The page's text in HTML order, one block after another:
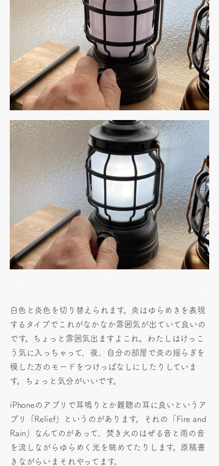
白色と炎色を切り替えられます。炎はゆらめきを表現
するタイプでこれがなかなか雰囲気が出ていて良いの
です。ちょっと雰囲気出ますよこれ。わたしはけっこ
う気に入っちゃって、夜、自分の部屋で炎の揺らぎを
模した方のモードをつけっぱなしにしたりしていま
す。ちょっと気分がいいです。
iPhoneのアプリで耳鳴りとか難聴の耳に良いというア
プリ「Relief」というのがあります。それの「Fire and
Rain」なんてのがあって、焚き火のはぜる音と雨の音
を流しながらゆらめく光を眺めてたりします。原稿書
きながらいまそれやってます。